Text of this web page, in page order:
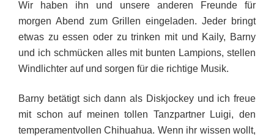
Wir haben ihn und unsere anderen Freunde für
morgen Abend zum Grillen eingeladen. Jeder bringt
etwas zu essen oder zu trinken mit und Kaily, Barny
und ich schmücken alles mit bunten Lampions, stellen
Windlichter auf und sorgen für die richtige Musik.
Barny betätigt sich dann als Diskjockey und ich freue
mit schon auf meinen tollen Tanzpartner Luigi, den
temperamentvollen Chihuahua. Wenn ihr wissen wollt,